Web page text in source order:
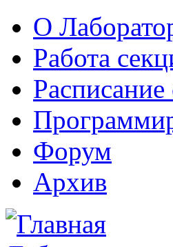
О
Работа
Форум
Архив